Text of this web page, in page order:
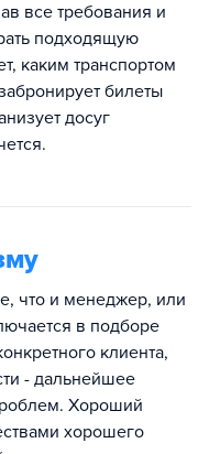
все требования и
подходящую
каким транспортом
билеты
досуг
что и менеджер, или
в подборе
клиента,
- дальнейшее
Хороший
хорошего